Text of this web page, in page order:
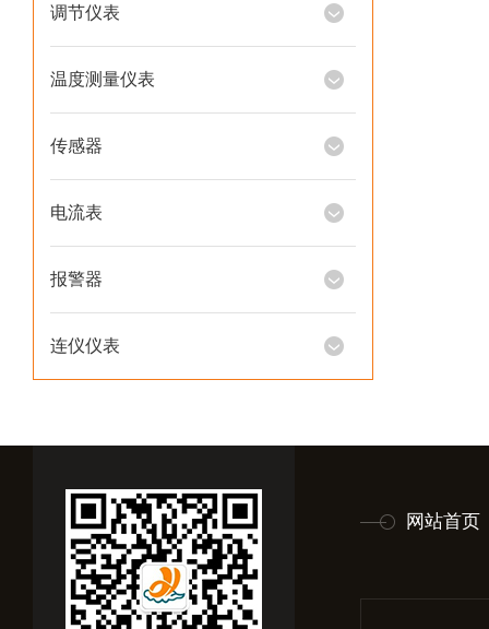
调节仪表
温度测量仪表
传感器
电流表
报警器
连仪仪表
网站首页